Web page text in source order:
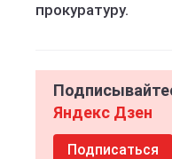
прокуратуру.
Яндекс Дзен
Подписаться